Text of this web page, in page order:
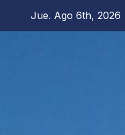
Jue. Ago 6th, 2026